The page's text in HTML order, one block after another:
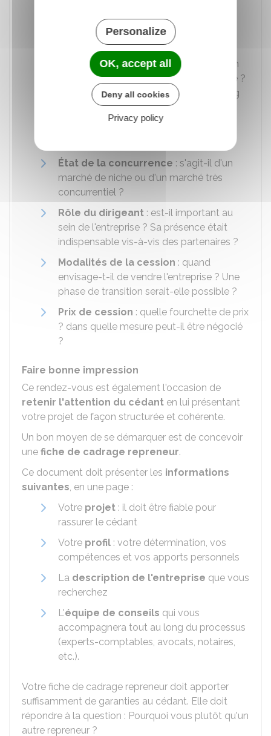
Points forts et points faibles
sont les axes d'amélioration ?
Diversité de la clientèle
: sur combien
de clients repose l'activité de l'entreprise ?
Les contrats sont-ils conclus sur du long
terme ou du court terme ?
État de la concurrence : s'agit-il d'un
marché de niche ou d'un marché très
concurrentiel ?
Rôle du dirigeant : est-il important au
sein de l'entreprise ? Sa présence était
indispensable vis-à-vis des partenaires ?
Modalités de la cession : quand
envisage-t-il de vendre l'entreprise ? Une
phase de transition serait-elle possible ?
Prix de cession : quelle fourchette de prix
? dans quelle mesure peut-il être négocié
?
Faire bonne impression
Ce rendez-vous est également l'occasion de
retenir l'attention du cédant en lui présentant
votre projet de façon structurée et cohérente.
Un bon moyen de se démarquer est de concevoir
une fiche de cadrage repreneur.
Ce document doit présenter les informations
suivantes, en une page :
Votre projet : il doit être fiable pour
rassurer le cédant
Votre profil : votre détermination, vos
compétences et vos apports personnels
La description de l'entreprise que vous
recherchez
L'équipe de conseils qui vous
accompagnera tout au long du processus
(experts-comptables, avocats, notaires,
etc.).
Votre fiche de cadrage repreneur doit apporter
suffisamment de garanties au cédant. Elle doit
répondre à la question : Pourquoi vous plutôt qu'un
autre repreneur ?
Personalize
OK, accept all
Deny all cookies
Privacy policy